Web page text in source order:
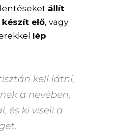
állít
készít elő, vagy
lép
kell látni,
a nevében,
és ki viseli a